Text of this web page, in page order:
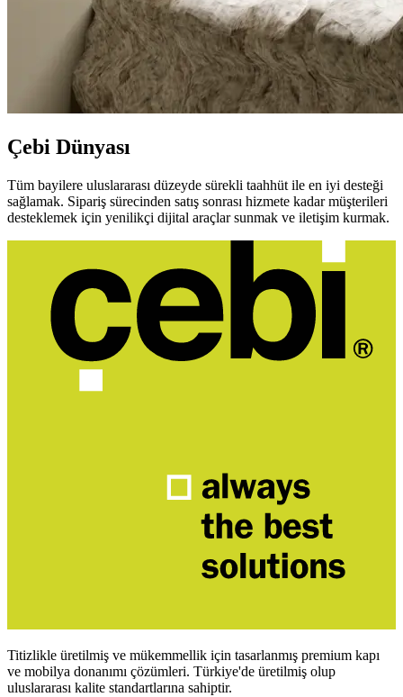
Çebi Dünyası
Tüm bayilere uluslararası düzeyde sürekli taahhüt ile en iyi desteği
sağlamak. Sipariş sürecinden satış sonrası hizmete kadar müşterileri
desteklemek için yenilikçi dijital araçlar sunmak ve iletişim kurmak.
Titizlikle üretilmiş ve mükemmellik için tasarlanmış premium kapı
ve mobilya donanımı çözümleri. Türkiye'de üretilmiş olup
uluslararası kalite standartlarına sahiptir.